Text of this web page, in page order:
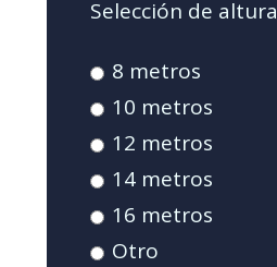
Selección de altura
8 metros
10 metros
12 metros
14 metros
16 metros
Otro